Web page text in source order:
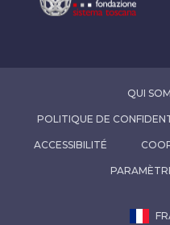
QUI
POLITIQUE DE
ACCESSIBILITÉ